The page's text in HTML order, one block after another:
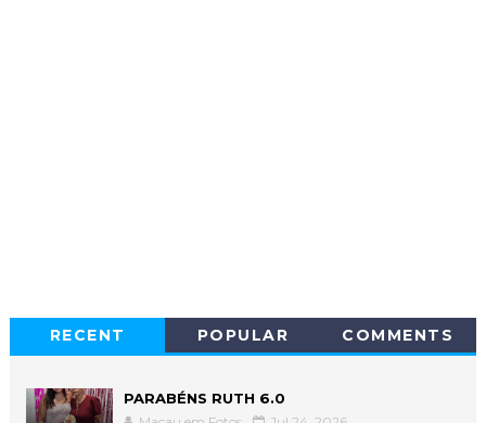
RECENT POPULAR COMMENTS
PARABÉNS RUTH 6.0